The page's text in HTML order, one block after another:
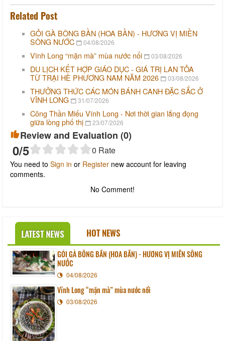
Related Post
GỎI GÀ BÔNG BẦN (HOA BẦN) - HƯƠNG VỊ MIỀN
SÔNG NƯỚC
04/08/2026
Vĩnh Long “mặn mà” mùa nước nổi 03/08/2026
DU LỊCH KẾT HỢP GIÁO DỤC - GIÁ TRỊ LAN TỎA
TỪ TRẠI HÈ PHƯƠNG NAM NĂM 2026
03/08/2026
THƯỞNG THỨC CÁC MÓN BÁNH CANH ĐẶC SẮC Ở
VĨNH LONG
31/07/2026
Công Thần Miếu Vĩnh Long - Nơi thời gian lắng đọng
giữa lòng phố thị
23/07/2026
Review and Evaluation (0)
0/5 0 Rate
You need to Sign in or Register new account for leaving
comments.
No Comment!
LATEST NEWS HOT NEWS
GỎI GÀ BÔNG BẦN (HOA BẦN) - HƯƠNG VỊ MIỀN SÔNG
NƯỚC
04/08/2026
Vĩnh Long “mặn mà” mùa nước nổi
03/08/2026